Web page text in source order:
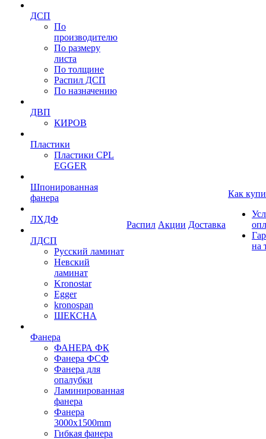
ДСП
По
производителю
По размеру
листа
По толщине
Распил ДСП
По назначению
ДВП
КИРОВ
Пластики
Пластики CPL
EGGER
Шпонированная
фанера
ЛХДФ
ЛДСП
Русский ламинат
Невский
ламинат
Kronostar
Egger
kronospan
ШЕКСНА
Фанера
ФАНЕРА ФК
Фанера ФСФ
Фанера для
опалубки
Ламинированная
фанера
Фанера
3000х1500mm
Гибкая фанера
Распил Акции Доставка
Как
на